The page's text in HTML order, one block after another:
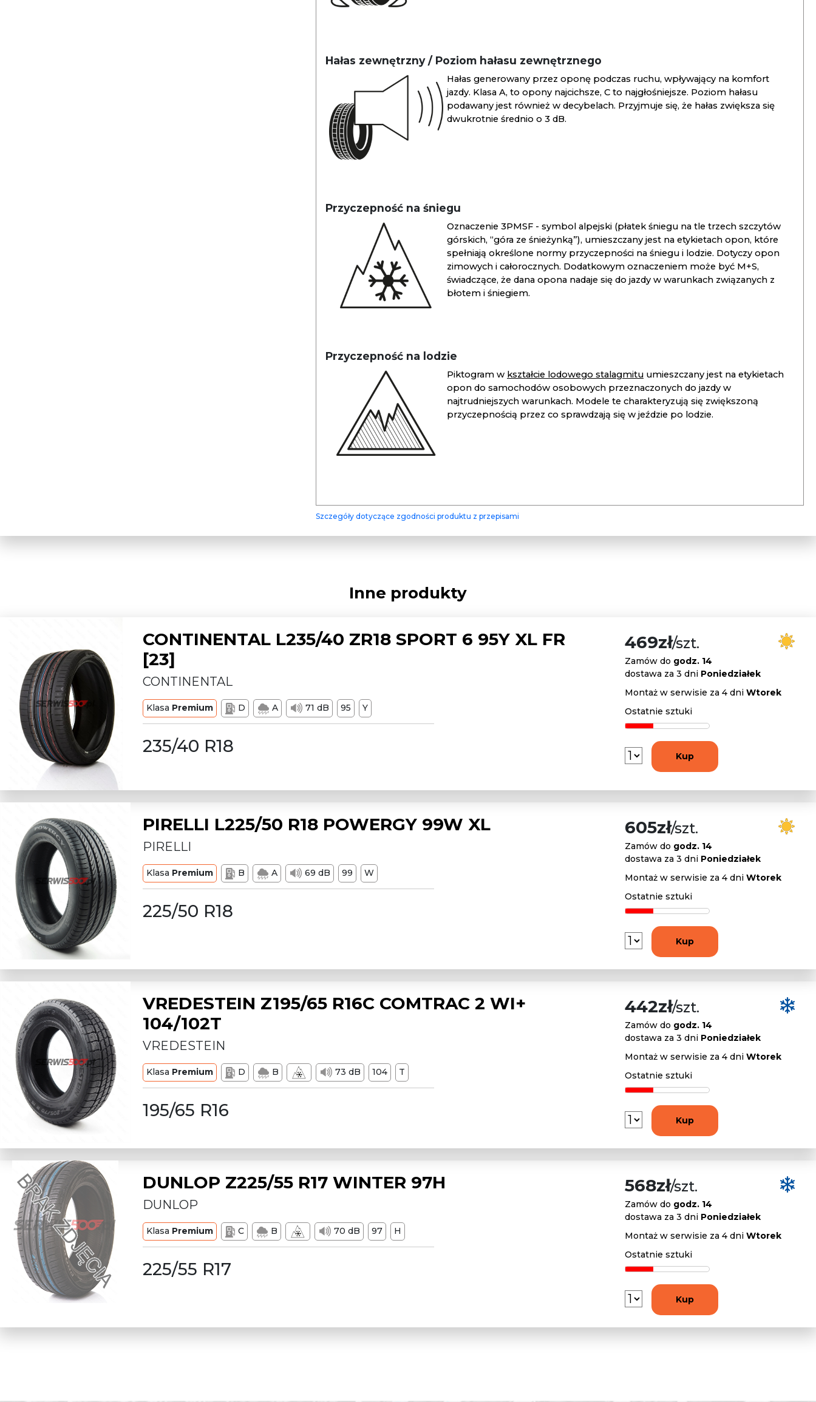
Hałas zewnętrzny / Poziom hałasu zewnętrznego
Hałas generowany przez oponę podczas ruchu, wpływający na komfort
jazdy. Klasa A, to opony najcichsze, C to najgłośniejsze. Poziom hałasu
podawany jest również w decybelach. Przyjmuje się, że hałas zwiększa się
dwukrotnie średnio o 3 dB.
Przyczepność na śniegu
Oznaczenie 3PMSF - symbol alpejski (płatek śniegu na tle trzech szczytów
górskich, “góra ze śnieżynką”), umieszczany jest na etykietach opon, które
spełniają określone normy przyczepności na śniegu i lodzie. Dotyczy opon
zimowych i całorocznych. Dodatkowym oznaczeniem może być M+S,
świadczące, że dana opona nadaje się do jazdy w warunkach związanych z
błotem i śniegiem.
Przyczepność na lodzie
Piktogram w kształcie lodowego stalagmitu umieszczany jest na etykietach
opon do samochodów osobowych przeznaczonych do jazdy w
najtrudniejszych warunkach. Modele te charakteryzują się zwiększoną
przyczepnością przez co sprawdzają się w jeździe po lodzie.
Szczegóły dotyczące zgodności produktu z przepisami
Inne produkty
CONTINENTAL L235/40 ZR18 SPORT 6 95Y XL FR
[23]
CONTINENTAL
Klasa Premium D A 71 dB 95 Y
235/40 R18
469zł/szt.
Zamów do godz. 14
dostawa za 3 dni Poniedziałek
Montaż w serwisie za 4 dni Wtorek
Ostatnie sztuki
Kup
PIRELLI L225/50 R18 POWERGY 99W XL
PIRELLI
Klasa Premium B A 69 dB 99 W
225/50 R18
605zł/szt.
Zamów do godz. 14
dostawa za 3 dni Poniedziałek
Montaż w serwisie za 4 dni Wtorek
Ostatnie sztuki
Kup
VREDESTEIN Z195/65 R16C COMTRAC 2 WI+
104/102T
VREDESTEIN
Klasa Premium D B 73 dB 104 T
195/65 R16
442zł/szt.
Zamów do godz. 14
dostawa za 3 dni Poniedziałek
Montaż w serwisie za 4 dni Wtorek
Ostatnie sztuki
Kup
DUNLOP Z225/55 R17 WINTER 97H
DUNLOP
Klasa Premium C B 70 dB 97 H
225/55 R17
568zł/szt.
Zamów do godz. 14
dostawa za 3 dni Poniedziałek
Montaż w serwisie za 4 dni Wtorek
Ostatnie sztuki
Kup